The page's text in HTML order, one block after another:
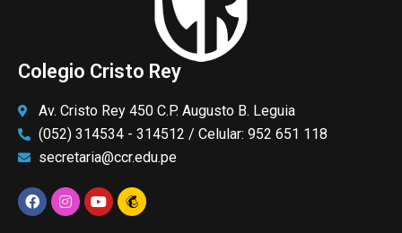
Colegio Cristo Rey
Av. Cristo Rey 450 C.P. Augusto B. Leguia
(052) 314534 - 314512 / Celular: 952 651 118
secretaria@ccr.edu.pe